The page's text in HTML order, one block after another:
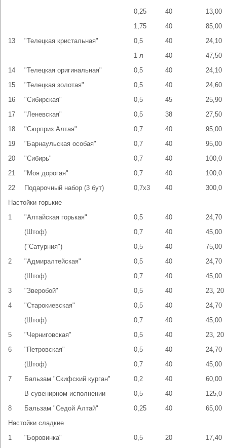
0,25
40
13,00
1,75
40
85,00
13
"Телецкая кристальная" 0,5 40
24,10
1 л
40
47,50
14
"Телецкая оригинальная" 0,5 40
24,10
15
"Телецкая золотая" 0,5 40
24,60
16
"Сибирская" 0,5 45
25,90
17
"Леневская" 0,5 38
27,50
18
"Сюрприз Алтая" 0,7 40
95,00
19
"Барнаульская особая" 0,7 40
95,00
20
"Сибирь" 0,7 40
100,0
21
"Моя дорогая" 0,7 40
100,0
22
Подарочный набор (3 бут) 0,7х3 40
300,0
Настойки горькие
1
"Алтайская горькая" 0,5 40
24,70
(Штоф)
0,7 40
45,00
("Сатурния")
0,5 40
75,00
2
"Адмиралтейская" 0,5 40
24,70
(Штоф)
0,7 40
45,00
3
"Зверобой" 0,5 40
23, 20
4
"Старокиевская" 0,5 40
24,70
(Штоф)
0,7 40
45,00
5
"Черниговская" 0,5 40
23, 20
6
"Петровская" 0,5 40
24,70
(Штоф)
0,7 40
45,00
7
Бальзам "Скифский курган" 0,2 40
60,00
В сувенирном исполнении
0,5 40
125,0
8
Бальзам "Седой Алтай" 0,25 40
65,00
Настойки сладкие
1
"Боровинка" 0,5 20
17,40